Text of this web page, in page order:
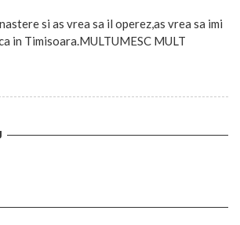
si as vrea sa il operez,as vrea sa imi
in Timisoara.MULTUMESC MULT